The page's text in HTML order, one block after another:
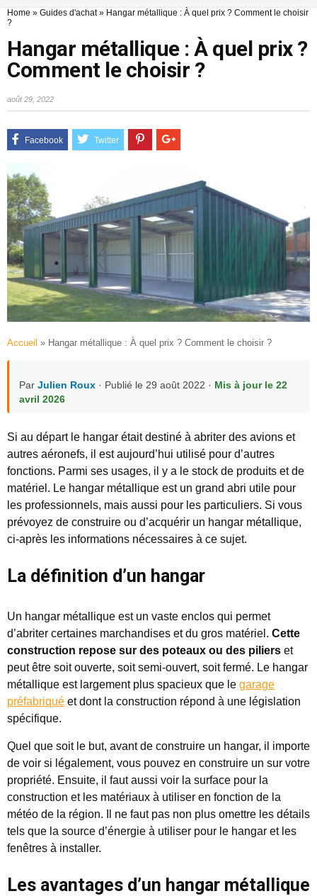
Home » Guides d'achat» Hangar métallique : À quel prix ? Comment le choisir
?
Hangar métallique : À quel prix ?
Comment le choisir ?
août 29, 2022
Accueil » Hangar métallique : À quel prix ? Comment le choisir ?
Par Julien Roux · Publié le 29 août 2022 · Mis à jour le 22
avril 2026
Si au départ le hangar était destiné à abriter des avions et
autres aéronefs, il est aujourd’hui utilisé pour d’autres
fonctions. Parmi ses usages, il y a le stock de produits et de
matériel. Le hangar métallique est un grand abri utile pour
les professionnels, mais aussi pour les particuliers. Si vous
prévoyez de construire ou d’acquérir un hangar métallique,
ci-après les informations nécessaires à ce sujet.
La définition d’un hangar
Un hangar métallique est un vaste enclos qui permet
d’abriter certaines marchandises et du gros matériel. Cette
construction repose sur des poteaux ou des piliers et
peut être soit ouverte, soit semi-ouvert, soit fermé. Le hangar
métallique est largement plus spacieux que le garage
préfabriqué et dont la construction répond à une législation
spécifique.
Quel que soit le but, avant de construire un hangar, il importe
de voir si légalement, vous pouvez en construire un sur votre
propriété. Ensuite, il faut aussi voir la surface pour la
construction et les matériaux à utiliser en fonction de la
météo de la région. Il ne faut pas non plus omettre les détails
tels que la source d’énergie à utiliser pour le hangar et les
fenêtres à installer.
Les avantages d’un hangar métallique